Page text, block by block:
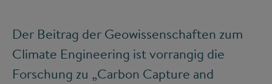
Der Beitrag der Geowissenschaften zum
Climate Engineering ist vorrangig die
Forschung zu „Carbon Capture and